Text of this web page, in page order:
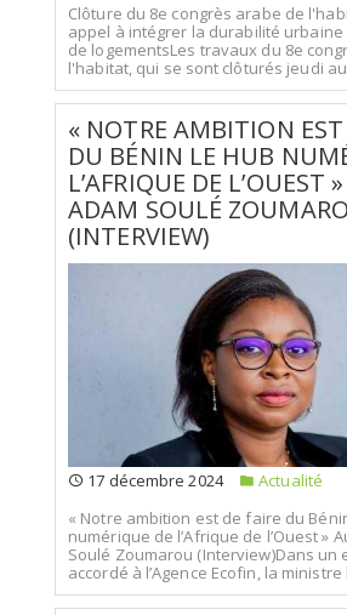
Clôture du 8e congrès arabe de
appel à intégrer la durabilité
de logementsLes travaux du 8e
l'habitat, qui se sont clôturés jeudi
« NOTRE AMBITION EST
DU BÉNIN LE HUB
L’AFRIQUE DE L’OUEST
ADAM SOULÉ
(INTERVIEW)
17 décembre 2024
Actualité
« Notre ambition est de faire du
numérique de l’Afrique de l’Ouest »
Soulé Zoumarou (Interview)Dans
accordé à l’Agence Ecofin, la ministre